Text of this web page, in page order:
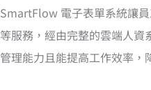
SmartFlow 電子表單系統讓
等服務，經由完整的雲端人
管理能力且能提高工作效率，